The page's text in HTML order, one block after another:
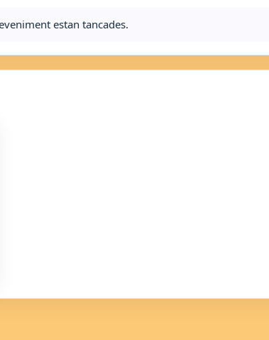
estan tancades.